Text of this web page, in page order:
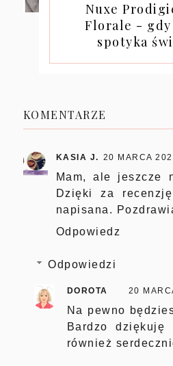
Nuxe
Florale - gdy
spotyka
KOMENTARZE
KASIA J. 20 MARCA
Mam, ale jeszcze
Dzięki za
napisana.
Odpowiedz
Odpowiedzi
DOROTA 20
Na pewno
Bardzo dziękuję
również